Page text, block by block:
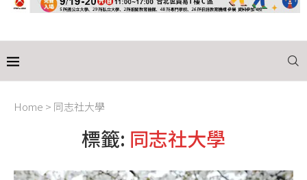
Home > 同志社大學
標籤: 同志社大學